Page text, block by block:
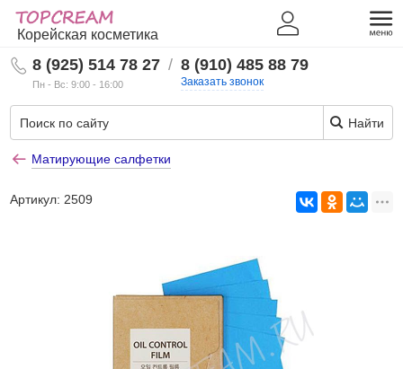
Корейская косметика
8 (925) 514 78 27
Пн - Вс: 9:00 - 16:00
/ 8 (910) 485 88 79
Заказать звонок
Найти
Матирующие салфетки
Артикул: 2509